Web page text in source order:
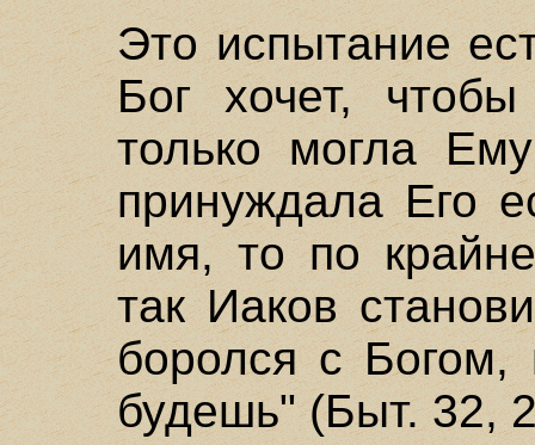
Это испытание
Бог хочет,
только могла
принуждала Его
имя, то по
так Иаков
боролся с Богом,
будешь" (Быт. 32,